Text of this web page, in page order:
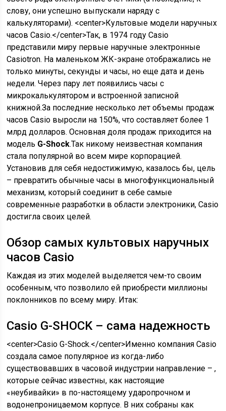
слову, они успешно выпускали наряду с
калькуляторами). <center>Культовые модели наручных
часов Casio.</center>Так, в 1974 году Casio
представили миру первые наручные электронные
Casiotron. На маленьком ЖК-экране отображались не
только минуты, секунды и часы, но еще дата и день
недели. Через пару лет появились часы с
микрокалькулятором и встроенной записной
книжной.За последние несколько лет объемы продаж
часов Casio выросли на 150%, что составляет более 1
млрд долларов. Основная доля продаж приходится на
модель G-Shock.Так никому неизвестная компания
стала популярной во всем мире корпорацией.
Установив для себя недостижимую, казалось бы, цель
– превратить обычные часы в многофункциональный
механизм, который соединит в себе самые
современные разработки в области электроники, Casio
достигла своих целей.
Обзор самых культовых наручных
часов Casio
Каждая из этих моделей выделяется чем-то своим
особенным, что позволило ей приобрести миллионы
поклонников по всему миру. Итак:
Casio G-SHOCK – сама надежность
<center>Casio G-Shock.</center>Именно компания Casio
создала самое популярное из когда-либо
существовавших в часовой индустрии направление – ,
которые сейчас известны, как настоящие
«неубивайки» в по-настоящему ударопрочном и
водонепроницаемом корпусе. В них собраны как